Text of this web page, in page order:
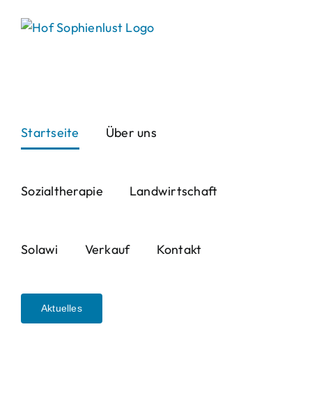
Startseite Über uns
Sozialtherapie Landwirtschaft
Solawi Verkauf Kontakt
Aktuelles